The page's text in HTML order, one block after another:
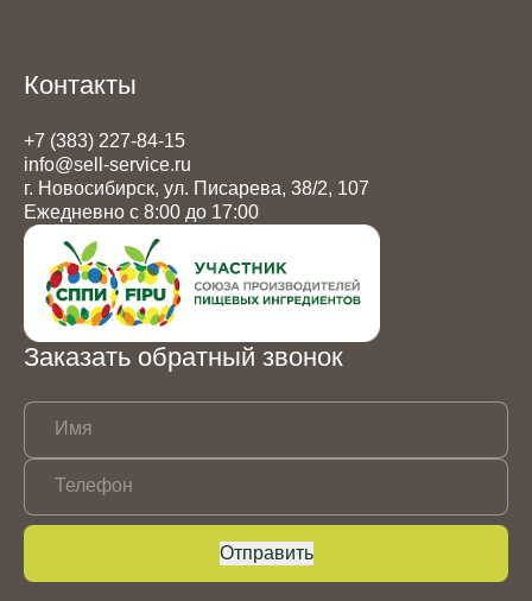
Контакты
+7 (383) 227-84-15
info@sell-service.ru
г. Новосибирск, ул. Писарева, 38/2, 107
Ежедневно с 8:00 до 17:00
Заказать обратный звонок
Имя
Телефон
Отправить